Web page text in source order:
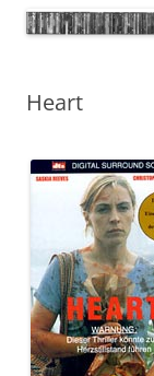
Heart